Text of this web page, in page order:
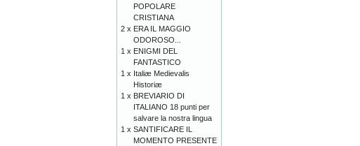
POPOLARE
CRISTIANA
2 x ERA IL MAGGIO
ODOROSO...
1 x ENIGMI DEL
FANTASTICO
1 x Italiæ Medievalis
Historiæ
1 x BREVIARIO DI
ITALIANO 18 punti per
salvare la nostra lingua
1 x SANTIFICARE IL
MOMENTO PRESENTE